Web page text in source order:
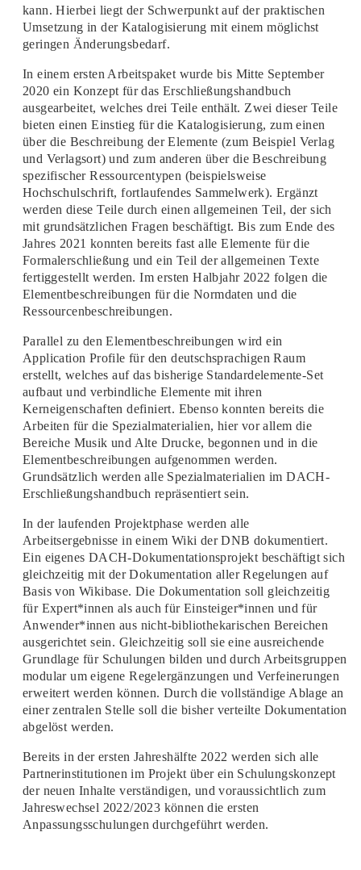
kann. Hierbei liegt der Schwerpunkt auf der praktischen
Umsetzung in der Katalogisierung mit einem möglichst
geringen Änderungsbedarf.
In einem ersten Arbeitspaket wurde bis Mitte September
2020 ein Konzept für das Erschließungshandbuch
ausgearbeitet, welches drei Teile enthält. Zwei dieser Teile
bieten einen Einstieg für die Katalogisierung, zum einen
über die Beschreibung der Elemente (zum Beispiel Verlag
und Verlagsort) und zum anderen über die Beschreibung
spezifischer Ressourcentypen (beispielsweise
Hochschulschrift, fortlaufendes Sammelwerk). Ergänzt
werden diese Teile durch einen allgemeinen Teil, der sich
mit grundsätzlichen Fragen beschäftigt. Bis zum Ende des
Jahres 2021 konnten bereits fast alle Elemente für die
Formalerschließung und ein Teil der allgemeinen Texte
fertiggestellt werden. Im ersten Halbjahr 2022 folgen die
Elementbeschreibungen für die Normdaten und die
Ressourcenbeschreibungen.
Parallel zu den Elementbeschreibungen wird ein
Application Profile für den deutschsprachigen Raum
erstellt, welches auf das bisherige Standardelemente-Set
aufbaut und verbindliche Elemente mit ihren
Kerneigenschaften definiert. Ebenso konnten bereits die
Arbeiten für die Spezialmaterialien, hier vor allem die
Bereiche Musik und Alte Drucke, begonnen und in die
Elementbeschreibungen aufgenommen werden.
Grundsätzlich werden alle Spezialmaterialien im DACH-
Erschließungshandbuch repräsentiert sein.
In der laufenden Projektphase werden alle
Arbeitsergebnisse in einem Wiki der DNB dokumentiert.
Ein eigenes DACH-Dokumentationsprojekt beschäftigt sich
gleichzeitig mit der Dokumentation aller Regelungen auf
Basis von Wikibase. Die Dokumentation soll gleichzeitig
für Expert*innen als auch für Einsteiger*innen und für
Anwender*innen aus nicht-bibliothekarischen Bereichen
ausgerichtet sein. Gleichzeitig soll sie eine ausreichende
Grundlage für Schulungen bilden und durch Arbeitsgruppen
modular um eigene Regelergänzungen und Verfeinerungen
erweitert werden können. Durch die vollständige Ablage an
einer zentralen Stelle soll die bisher verteilte Dokumentation
abgelöst werden.
Bereits in der ersten Jahreshälfte 2022 werden sich alle
Partnerinstitutionen im Projekt über ein Schulungskonzept
der neuen Inhalte verständigen, und voraussichtlich zum
Jahreswechsel 2022/2023 können die ersten
Anpassungsschulungen durchgeführt werden.